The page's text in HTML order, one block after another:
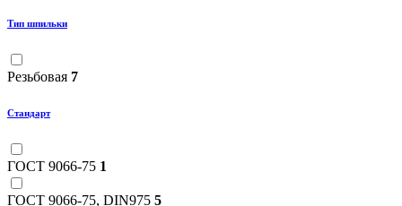
Тип шпильки
Резьбовая 7
Стандарт
ГОСТ 9066-75 1
ГОСТ 9066-75, DIN975 5